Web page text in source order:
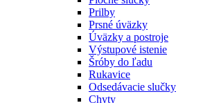
Prilby
Prsné úväzky
Úväzky a postroje
Výstupové istenie
Šróby do ľadu
Rukavice
Odsedávacie slučky
Chyty